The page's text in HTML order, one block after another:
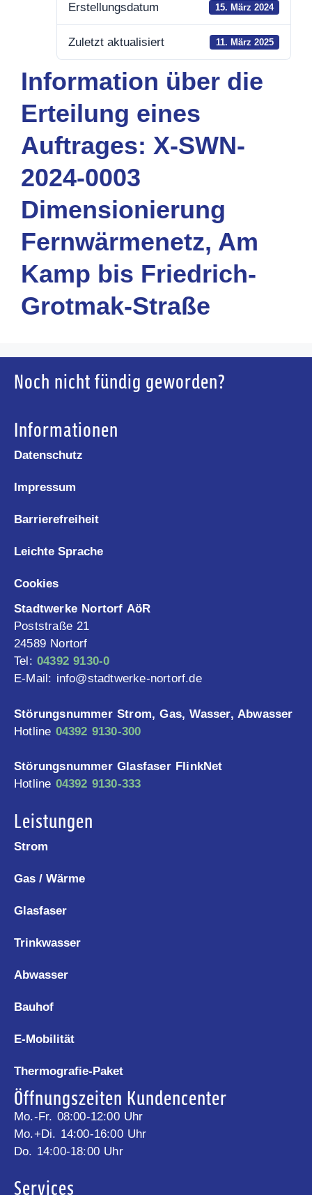
Erstellungsdatum 15. März 2024
Zuletzt aktualisiert 11. März 2025
Information über die
Erteilung eines
Auftrages: X-SWN-
2024-0003
Dimensionierung
Fernwärmenetz, Am
Kamp bis Friedrich-
Grotmak-Straße
Noch nicht fündig geworden?
Informationen
Datenschutz
Impressum
Barrierefreiheit
Leichte Sprache
Cookies
Stadtwerke Nortorf AöR
Poststraße 21
24589 Nortorf
Tel: 04392 9130-0
E-Mail: info@stadtwerke-nortorf.de
Störungsnummer Strom, Gas, Wasser, Abwasser
Hotline 04392 9130-300
Störungsnummer Glasfaser FlinkNet
Hotline 04392 9130-333
Leistungen
Strom
Gas / Wärme
Glasfaser
Trinkwasser
Abwasser
Bauhof
E-Mobilität
Thermografie-Paket
Öffnungszeiten Kundencenter
Mo.-Fr. 08:00-12:00 Uhr
Mo.+Di. 14:00-16:00 Uhr
Do. 14:00-18:00 Uhr
Services